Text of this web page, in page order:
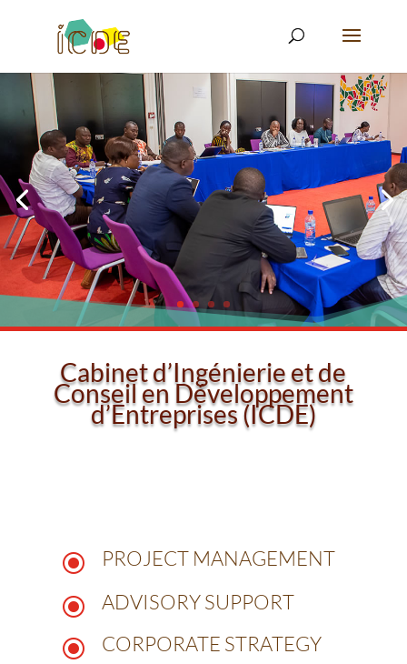
Cabinet d’Ingénierie et de
Conseil en Développement
d’Entreprises (ICDE)
\ PROJECT MANAGEMENT
\ ADVISORY SUPPORT
\ CORPORATE STRATEGY